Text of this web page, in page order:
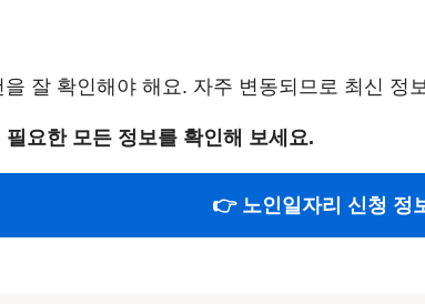
잘 확인해야 해요. 자주 변동되므로 최신 정
요한 모든 정보를 확인해 보세요.
👉 노인일자리 신청 정